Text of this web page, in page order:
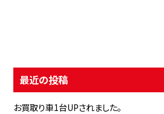
最近の投稿
お買取り車1台UPされました。